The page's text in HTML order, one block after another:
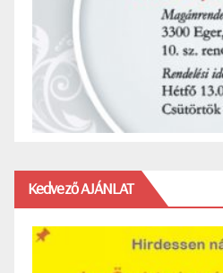
Kedvező AJÁNLAT